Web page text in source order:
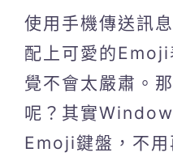
使用手機傳送訊
配上可愛的
覺不會太嚴肅。
呢？其實
Emoji鍵盤，不用